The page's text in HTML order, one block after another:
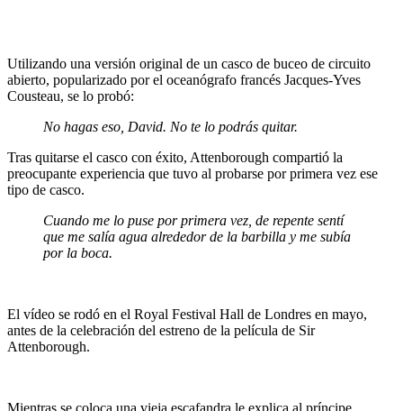
Utilizando una versión original de un casco de buceo de circuito
abierto, popularizado por el oceanógrafo francés Jacques-Yves
Cousteau, se lo probó:
No hagas eso, David. No te lo podrás quitar.
Tras quitarse el casco con éxito, Attenborough compartió la
preocupante experiencia que tuvo al probarse por primera vez ese
tipo de casco.
Cuando me lo puse por primera vez, de repente sentí
que me salía agua alrededor de la barbilla y me subía
por la boca.
El vídeo se rodó en el Royal Festival Hall de Londres en mayo,
antes de la celebración del estreno de la película de Sir
Attenborough.
Mientras se coloca una vieja escafandra le explica al príncipe